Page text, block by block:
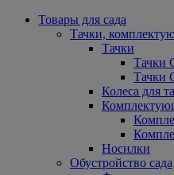
Товары для сада
Тачки,
Тачки
Тачки
Тачки
Колеса для
Носилки
Обустройство сада